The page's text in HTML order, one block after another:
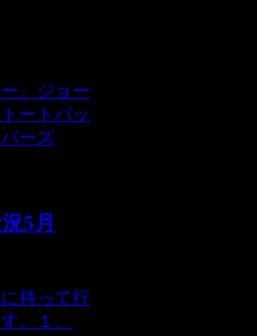
。ジョー
ートバッ
ーズ
5月
持って行
。１、